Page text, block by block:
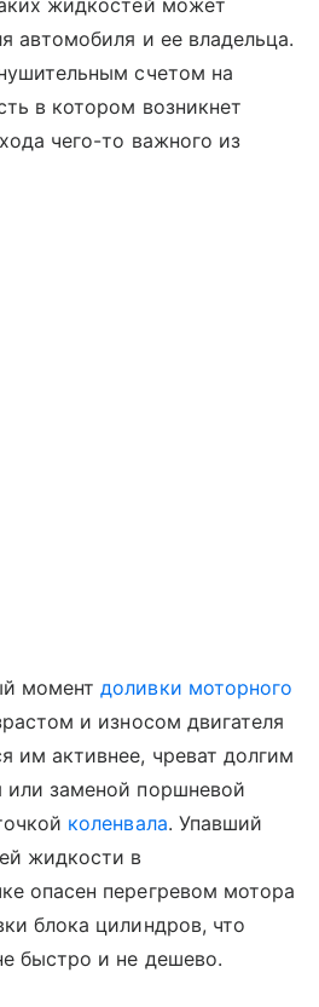
автомобиля и ее владельца.
счетом на
в котором возникнет
чего-то важного из
моментдоливки моторного
и износом двигателя
им активнее, чреват долгим
заменой поршневой
коленвала. Упавший
жидкости в
опасен перегревом мотора
блока цилиндров, что
быстро и не дешево.